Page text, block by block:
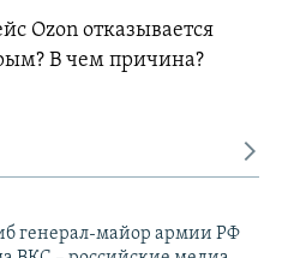
Ozon отказывается
В чем причина?
генерал-майор армии РФ